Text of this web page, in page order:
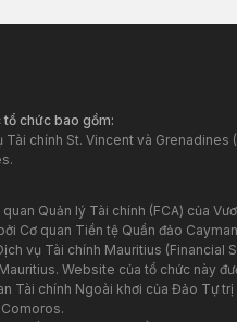
tổ chức bao gồm:
chính St. Vincent và
Quản lý Tài chính (FCA) của
Cơ quan Tiền tệ Quần đảo
vụ Tài chính Mauritius
Website của tổ chức này
Tài chính Ngoài khơi của Đảo Tự